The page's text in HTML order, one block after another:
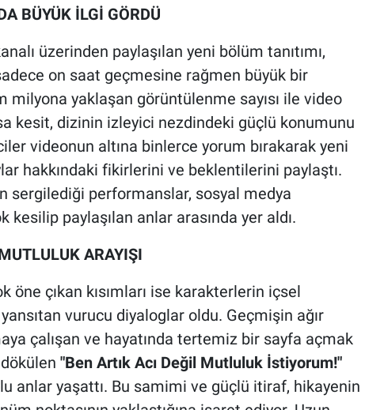
BÜYÜK İLGİ GÖRDÜ
üzerinden paylaşılan yeni bölüm tanıtımı,
on saat geçmesine rağmen büyük bir
milyona yaklaşan görüntülenme sayısı ile video
kesit, dizinin izleyici nezdindeki güçlü konumunu
videonun altına binlerce yorum bırakarak yeni
hakkındaki fikirlerini ve beklentilerini paylaştı.
sergilediği performanslar, sosyal medya
kesilip paylaşılan anlar arasında yer aldı.
ARAYIŞI
öne çıkan kısımları ise karakterlerin içsel
vurucu diyaloglar oldu. Geçmişin ağır
çalışan ve hayatında tertemiz bir sayfa açmak
"Ben Artık Acı Değil Mutluluk İstiyorum!"
anlar yaşattı. Bu samimi ve güçlü itiraf, hikayenin